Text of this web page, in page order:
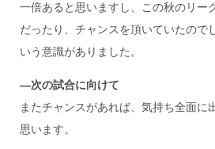
一倍あると思いますし、この秋のリー
だったり、チャンスを頂いていたので
いう意識がありました。
―次の試合に向けて
またチャンスがあれば、気持ち全面に
思います。